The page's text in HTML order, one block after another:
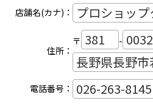
店舗名(カナ)：
住所：
〒 -
電話番号：